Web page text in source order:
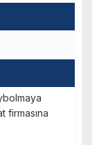
firmasına